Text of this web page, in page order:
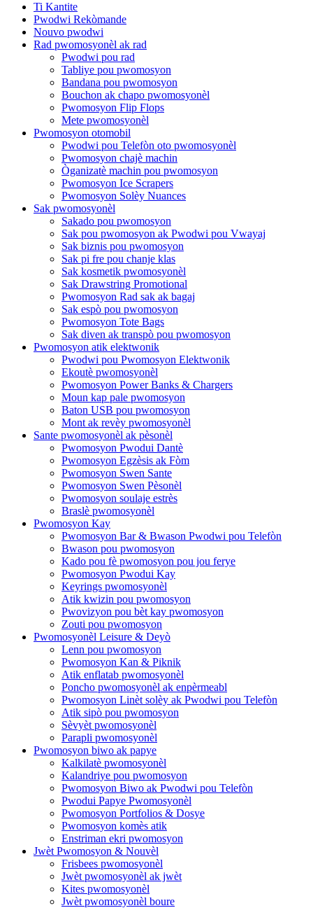
Ti Kantite
Pwodwi Rekòmande
Nouvo pwodwi
Rad pwomosyonèl ak rad
Pwodwi pou rad
Tabliye pou pwomosyon
Bandana pou pwomosyon
Bouchon ak chapo pwomosyonèl
Pwomosyon Flip Flops
Mete pwomosyonèl
Pwomosyon otomobil
Pwodwi pou Telefòn oto pwomosyonèl
Pwomosyon chajè machin
Òganizatè machin pou pwomosyon
Pwomosyon Ice Scrapers
Pwomosyon Solèy Nuances
Sak pwomosyonèl
Sakado pou pwomosyon
Sak pou pwomosyon ak Pwodwi pou Vwayaj
Sak biznis pou pwomosyon
Sak pi fre pou chanje klas
Sak kosmetik pwomosyonèl
Sak Drawstring Promotional
Pwomosyon Rad sak ak bagaj
Sak espò pou pwomosyon
Pwomosyon Tote Bags
Sak diven ak transpò pou pwomosyon
Pwomosyon atik elektwonik
Pwodwi pou Pwomosyon Elektwonik
Ekoutè pwomosyonèl
Pwomosyon Power Banks & Chargers
Moun kap pale pwomosyon
Baton USB pou pwomosyon
Mont ak revèy pwomosyonèl
Sante pwomosyonèl ak pèsonèl
Pwomosyon Pwodui Dantè
Pwomosyon Egzèsis ak Fòm
Pwomosyon Swen Sante
Pwomosyon Swen Pèsonèl
Pwomosyon soulaje estrès
Braslè pwomosyonèl
Pwomosyon Kay
Pwomosyon Bar & Bwason Pwodwi pou Telefòn
Bwason pou pwomosyon
Kado pou fè pwomosyon pou jou ferye
Pwomosyon Pwodui Kay
Keyrings pwomosyonèl
Atik kwizin pou pwomosyon
Pwovizyon pou bèt kay pwomosyon
Zouti pou pwomosyon
Pwomosyonèl Leisure & Deyò
Lenn pou pwomosyon
Pwomosyon Kan & Piknik
Atik enflatab pwomosyonèl
Poncho pwomosyonèl ak enpèrmeabl
Pwomosyon Linèt solèy ak Pwodwi pou Telefòn
Atik sipò pou pwomosyon
Sèvyèt pwomosyonèl
Parapli pwomosyonèl
Pwomosyon biwo ak papye
Kalkilatè pwomosyonèl
Kalandriye pou pwomosyon
Pwomosyon Biwo ak Pwodwi pou Telefòn
Pwodui Papye Pwomosyonèl
Pwomosyon Portfolios & Dosye
Pwomosyon komès atik
Enstriman ekri pwomosyon
Jwèt Pwomosyon & Nouvèl
Frisbees pwomosyonèl
Jwèt pwomosyonèl ak jwèt
Kites pwomosyonèl
Jwèt pwomosyonèl boure